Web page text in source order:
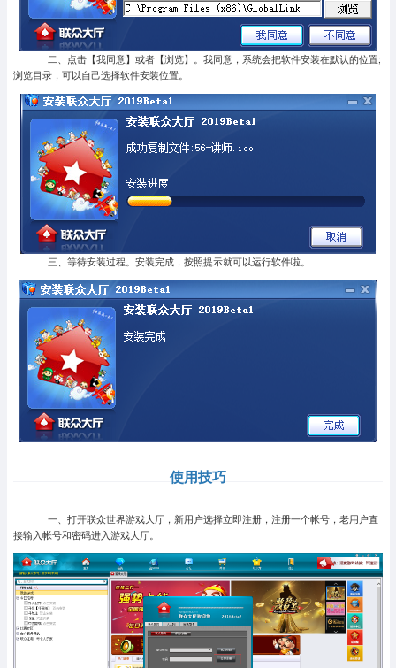
二、点击【我同意】或者【浏览】。我同意，系统会把软件安装在默认的位置;
浏览目录，可以自己选择软件安装位置。
三、等待安装过程。安装完成，按照提示就可以运行软件啦。
使用技巧
一、打开联众世界游戏大厅，新用户选择立即注册，注册一个帐号，老用户直
接输入帐号和密码进入游戏大厅。